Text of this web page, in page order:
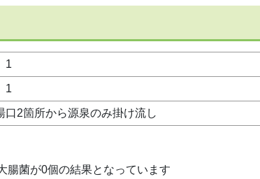
1
1
箇所から源泉のみ掛け流し
腸菌が0個の結果となっています